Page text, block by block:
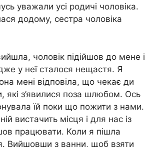
уважали усі родичі чоловіка.
додому, сестра чоловіка
чоловік підійшов до мене і
у неї сталося нещастя. Я
мені відповіла, що чекає ди
які з’явилися поза шлюбом. Ось
їй поки що пожити з нами.
вистачить місця і для нас із
працювати. Коли я пішла
Вийшовши з ванни, щоб взяти